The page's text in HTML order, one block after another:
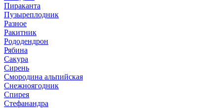
Пираканта
Пузыреплодник
Разное
Ракитник
Рододендрон
Рябина
Сакура
Сирень
Смородина альпийская
Снежноягодник
Спирея
Стефанандра